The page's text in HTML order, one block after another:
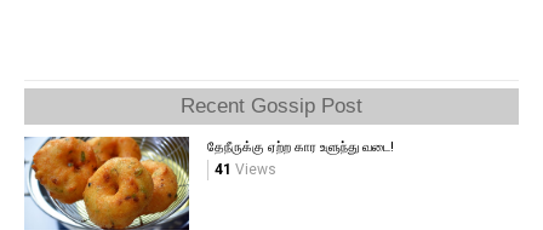
Recent Gossip Post
தேநீருக்கு ஏற்ற கார உளுந்து வடை!
41 Views